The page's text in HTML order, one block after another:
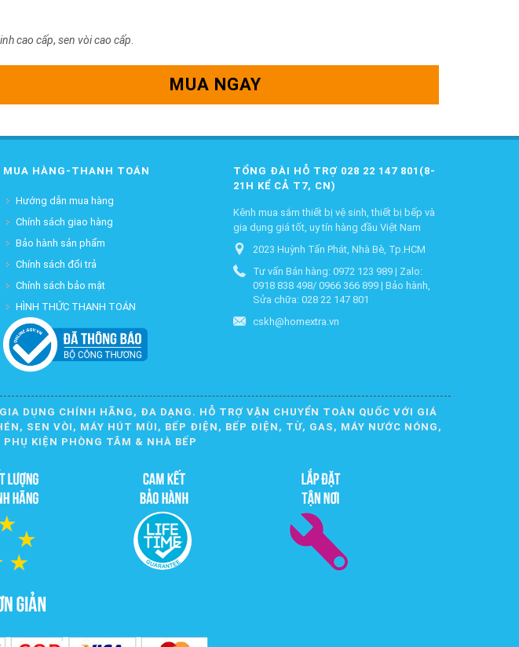
cao cấp, sen vòi cao cấp.
MUA NGAY
MUA HÀNG-THANH TOÁN
Hướng dẫn mua hàng
Chính sách giao hàng
Bảo hành sản phẩm
Chính sách đổi trả
Chính sách bảo mật
HÌNH THỨC THANH TOÁN
TỔNG ĐÀI HỖ TRỢ 028 22 147 801(8-
21H KỂ CẢ T7, CN)
Kênh mua sắm thiết bị vệ sinh, thiết bị bếp và
gia dụng giá tốt, uy tín hàng đầu Việt Nam
2023 Huỳnh Tấn Phát, Nhà Bè, Tp.HCM
Tư vấn Bán hàng: 0972 123 989 | Zalo:
0918 838 498/ 0966 366 899 | Bảo hành,
Sửa chữa: 028 22 147 801
cskh@homextra.vn
DỤNG CHÍNH HÃNG, ĐA DẠNG. HỖ TRỢ VẬN CHUYỂN TOÀN QUỐC VỚI GIÁ
SEN VÒI, MÁY HÚT MÙI, BẾP ĐIỆN, BẾP ĐIỆN, TỪ, GAS, MÁY NƯỚC NÓNG,
KIỆN PHÒNG TẮM & NHÀ BẾP